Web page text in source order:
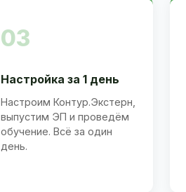
03
Настройка за 1 день
Настроим Контур.Экстерн,
выпустим ЭП и проведём
обучение. Всё за один
день.